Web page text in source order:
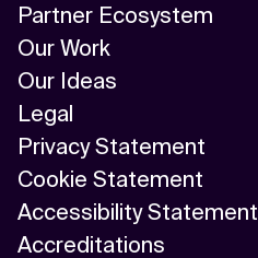
Partner Ecosystem
Our Work
Our Ideas
Legal
Privacy Statement
Cookie Statement
Accessibility Statement
Accreditations